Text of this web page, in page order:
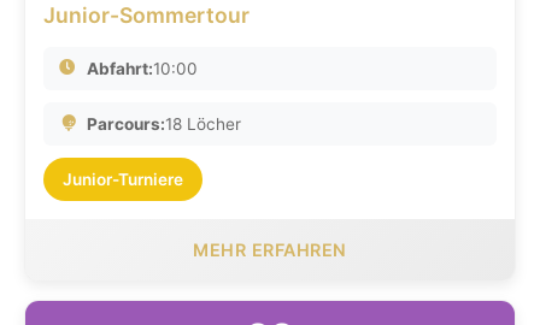
Junior-Sommertour
Abfahrt:10:00
Parcours:18 Löcher
Junior-Turniere
MEHR ERFAHREN